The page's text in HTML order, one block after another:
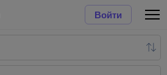
Войти